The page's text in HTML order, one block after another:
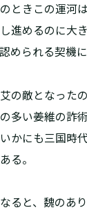
ときこの運河
進めるのに大
められる契機に
の敵となった
多い姜維の詐
かにも三国時
る。
ると、魏のあ